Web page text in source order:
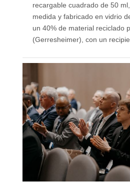
recargable cuadrado de 50
medida y fabricado en vidrio
un 40% de material reciclado
(Gerresheimer), con un